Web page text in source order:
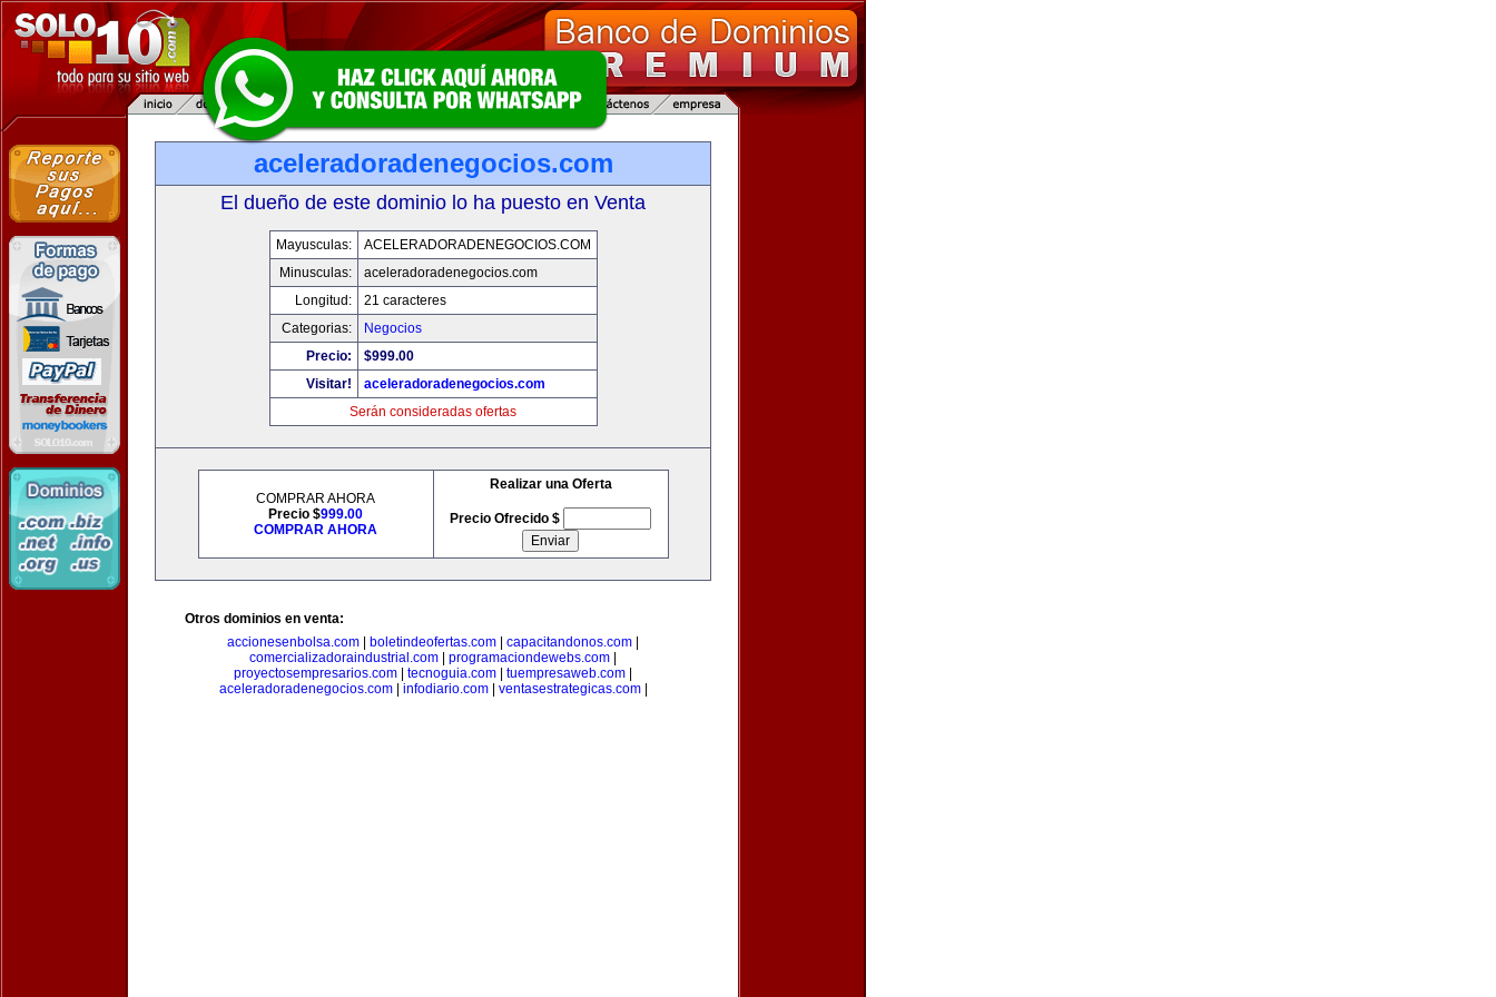
aceleradoradenegocios.com
El dueño de este dominio lo ha puesto en Venta
Mayusculas:
ACELERADORADENEGOCIOS.COM
Minusculas:
aceleradoradenegocios.com
Longitud:
21 caracteres
Categorias:
Negocios
Precio:
$999.00
Visitar!
aceleradoradenegocios.com
Serán consideradas ofertas
COMPRAR AHORA
Precio $999.00
COMPRAR AHORA
Realizar una Oferta
Precio Ofrecido $
Otros dominios en venta:
accionesenbolsa.com
boletindeofertas.com capacitandonos.com
comercializadoraindustrial.com
programaciondewebs.com
proyectosempresarios.com
tecnoguia.com tuempresaweb.com
aceleradoradenegocios.com| infodiario.com| ventasestrategicas.com|